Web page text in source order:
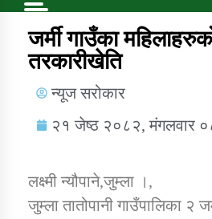
Trending Now
कुषि बिकास कार्यालय
जर्मी गाउँका
तरकारीखेति
न्यूज सरोकार
२१ जेष्ठ २०८२, मंगलवार
लक्ष्मी न्यौपाने,जुम्ला ।,
जुम्ला तातोपानी गाउँपालिका २